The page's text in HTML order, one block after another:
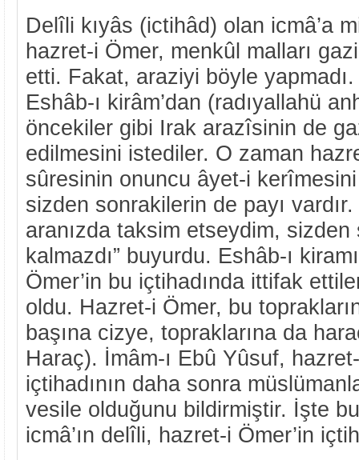
Delîli kıyâs (ictihâd) olan icmâ’a
hazret-i Ömer, menkûl malları
etti. Fakat, araziyi böyle
Eshâb-ı kirâm’dan (radıyallahü
öncekiler gibi Irak arazîsinin de
edilmesini istediler. O zaman
sûresinin onuncu âyet-i
sizden sonrakilerin de payı
aranızda taksim etseydim,
kalmazdı” buyurdu. Eshâb-ı
Ömer’in bu içtihadında ittifak
oldu. Hazret-i Ömer, bu
başına cizye, topraklarına da
Haraç). İmâm-ı Ebû Yûsuf,
içtihadının daha sonra
vesile olduğunu bildirmiştir. İşte
icmâ’ın delîli, hazret-i Ömer’in